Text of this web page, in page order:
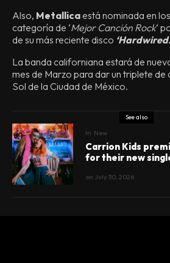
Also, Metallica está nominada en
categoría de ‘Mejor Canción Rock‘
de su más reciente disco
La banda californiana estará de
mes de Marzo para dar un triplete
Sol de la Ciudad de México.
See also
In New
Carrion Kids
for their new
on July 30, 2026